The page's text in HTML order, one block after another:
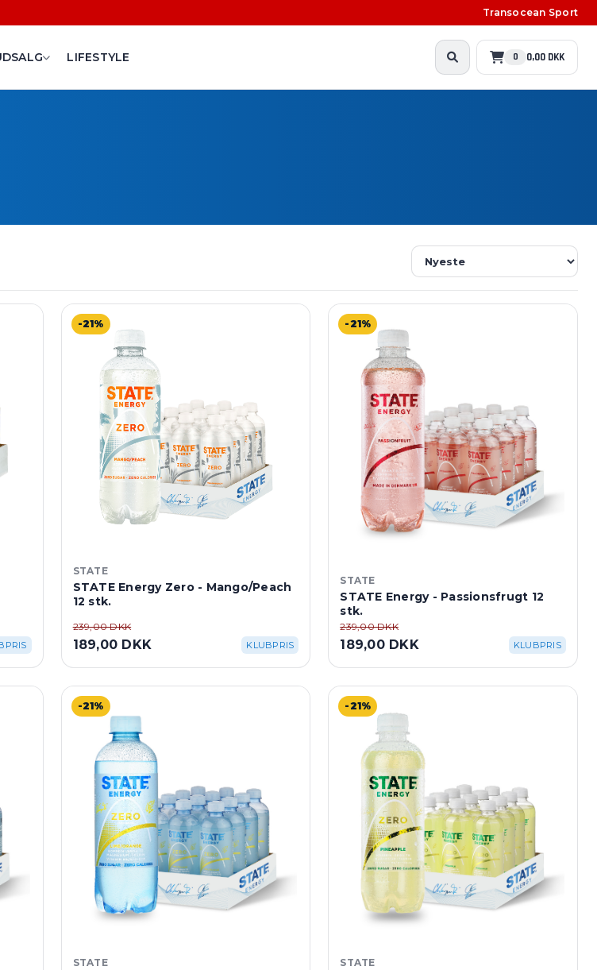
Transocean Sport
LIFESTYLE 0 0,00 DKK
-21%
STATE
STATE Energy Zero - Mango/Peach
12 stk.
239,00 DKK
189,00 DKK KLUBPRIS
-21%
STATE
STATE Energy - Passionsfrugt 12
stk.
239,00 DKK
189,00 DKK KLUBPRIS
-21%
STATE
-21%
STATE